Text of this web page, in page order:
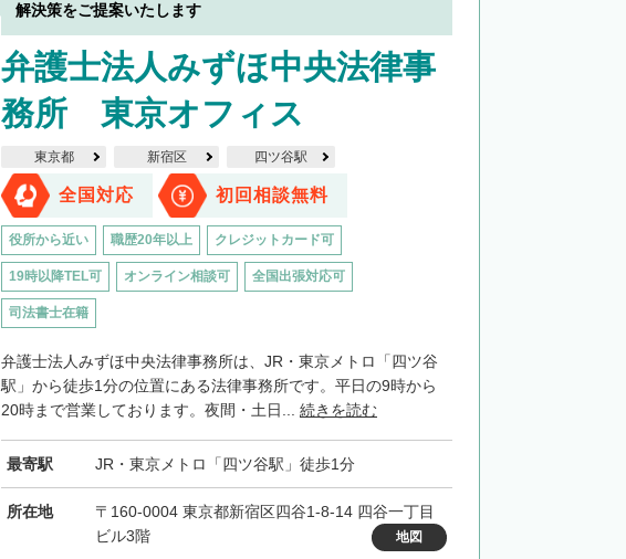
解決策をご提案いたします
弁護士法人みずほ中央法律事
務所 東京オフィス
東京都 新宿区 四ツ谷駅
全国対応 初回相談無料
役所から近い 職歴20年以上 クレジットカード可
19時以降TEL可 オンライン相談可 全国出張対応可
司法書士在籍
弁護士法人みずほ中央法律事務所は、JR・東京メトロ「四ツ谷
駅」から徒歩1分の位置にある法律事務所です。平日の9時から
20時まで営業しております。夜間・土日... 続きを読む
最寄駅 JR・東京メトロ「四ツ谷駅」徒歩1分
所在地
〒160-0004 東京都新宿区四谷1-8-14 四谷一丁目
ビル3階
地図